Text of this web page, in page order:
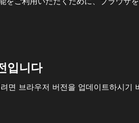
입니다
면 브라우저 버전을 업데이트하시기